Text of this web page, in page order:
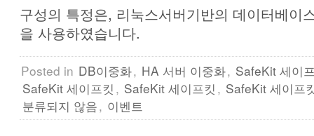
구성의 특정은, 리눅스서버기반의 데이터베이
을 사용하였습니다.
Posted in DB이중화, HA 서버 이중화, SafeKit 세이
SafeKit 세이프킷 , SafeKit 세이프킷 , SafeKit 세이프
분류되지 않음, 이벤트